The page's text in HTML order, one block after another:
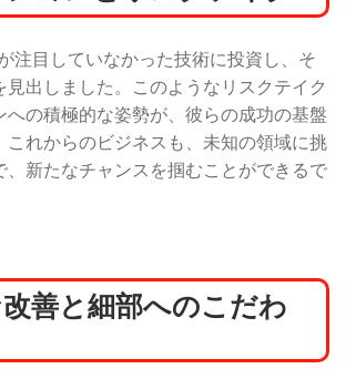
注目していなかった技術に投資し、そ
見出しました。このようなリスクテイク
への積極的な姿勢が、彼らの成功の基盤
これからのビジネスも、未知の領域に挑
、新たなチャンスを掴むことができるで
善と細部へのこだわ